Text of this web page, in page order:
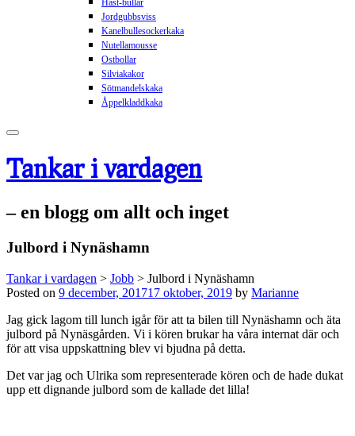
Hast-bullar
Jordgubbsviss
Kanelbullesockerkaka
Nutellamousse
Ostbollar
Silviakakor
Sötmandelskaka
Åppelkladdkaka
Tankar i vardagen
– en blogg om allt och inget
Julbord i Nynäshamn
Tankar i vardagen > Jobb > Julbord i Nynäshamn
Posted on 9 december, 201717 oktober, 2019 by Marianne
Jag gick lagom till lunch igår för att ta bilen till Nynäshamn och äta
julbord på Nynäsgården. Vi i kören brukar ha våra internat där och
för att visa uppskattning blev vi bjudna på detta.
Det var jag och Ulrika som representerade kören och de hade dukat
upp ett dignande julbord som de kallade det lilla!